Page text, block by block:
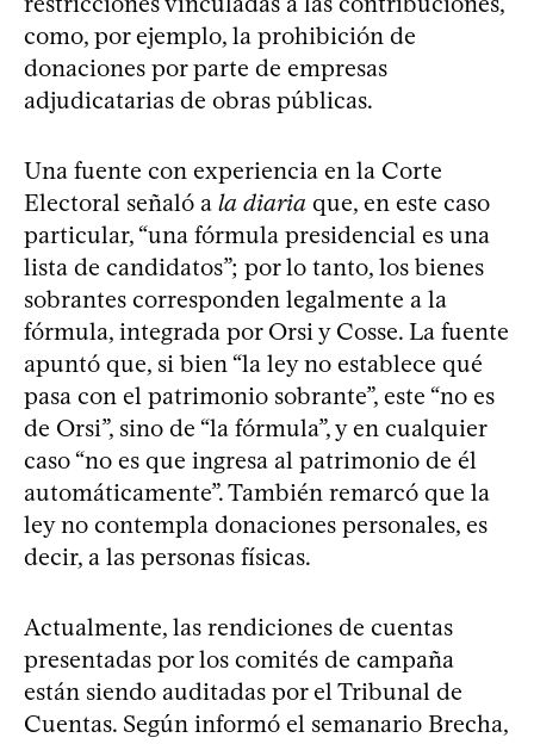
como, por ejemplo, la prohibición de
donaciones por parte de empresas
adjudicatarias de obras públicas.
Una fuente con experiencia en la Corte
Electoral señaló a la diaria que, en este caso
particular, “una fórmula presidencial es una
lista de candidatos”; por lo tanto, los bienes
sobrantes corresponden legalmente a la
fórmula, integrada por Orsi y Cosse. La fuente
apuntó que, si bien “la ley no establece qué
pasa con el patrimonio sobrante”, este “no es
de Orsi”, sino de “la fórmula”, y en cualquier
caso “no es que ingresa al patrimonio de él
automáticamente”. También remarcó que la
ley no contempla donaciones personales, es
decir, a las personas físicas.
Actualmente, las rendiciones de cuentas
presentadas por los comités de campaña
están siendo auditadas por el Tribunal de
Cuentas. Según informó el semanario Brecha,